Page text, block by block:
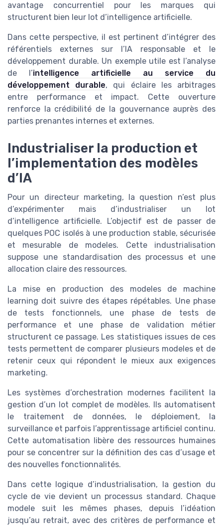
avantage concurrentiel pour les marques qui
structurent bien leur lot d’intelligence artificielle.
Dans cette perspective, il est pertinent d’intégrer des
référentiels externes sur l’IA responsable et le
développement durable. Un exemple utile est l’analyse
de l’intelligence artificielle au service du
développement durable, qui éclaire les arbitrages
entre performance et impact. Cette ouverture
renforce la crédibilité de la gouvernance auprès des
parties prenantes internes et externes.
Industrialiser la production et
l’implementation des modèles
d’IA
Pour un directeur marketing, la question n’est plus
d’expérimenter mais d’industrialiser un lot
d’intelligence artificielle. L’objectif est de passer de
quelques POC isolés à une production stable, sécurisée
et mesurable de modeles. Cette industrialisation
suppose une standardisation des processus et une
allocation claire des ressources.
La mise en production des modeles de machine
learning doit suivre des étapes répétables. Une phase
de tests fonctionnels, une phase de tests de
performance et une phase de validation métier
structurent ce passage. Les statistiques issues de ces
tests permettent de comparer plusieurs modeles et de
retenir ceux qui répondent le mieux aux exigences
marketing.
Les systèmes d’orchestration modernes facilitent la
gestion d’un lot complet de modèles. Ils automatisent
le traitement de données, le déploiement, la
surveillance et parfois l’apprentissage artificiel continu.
Cette automatisation libère des ressources humaines
pour se concentrer sur la définition des cas d’usage et
des nouvelles fonctionnalités.
Dans cette logique d’industrialisation, la gestion du
cycle de vie devient un processus standard. Chaque
modele suit les mêmes phases, depuis l’idéation
jusqu’au retrait, avec des critères de performance et